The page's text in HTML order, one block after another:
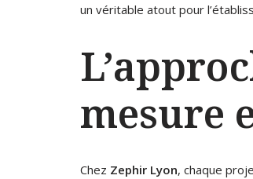
un véritable atout pour
mesure
Chez Zephir Lyon, chaque